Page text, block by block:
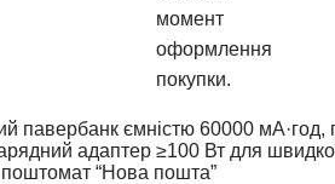
момент
оформлення
покупки.
ємністю 60000 мА·год,
адаптер ≥100 Вт для
поштомат “Нова пошта”